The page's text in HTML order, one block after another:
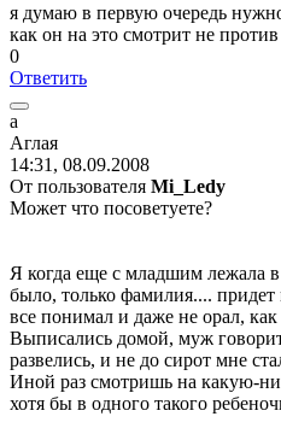
я думаю в первую очередь
как он на это смотрит не
0
Ответить
а
Аглая
14:31, 08.09.2008
От пользователя Mi_Ledy
Может что посоветуете?
Я когда еще с младшим лежала
было, только фамилия.... придет
все понимал и даже не орал,
Выписались домой, муж
развелись, и не до сирот мне
Иной раз смотришь на какую-
хотя бы в одного такого